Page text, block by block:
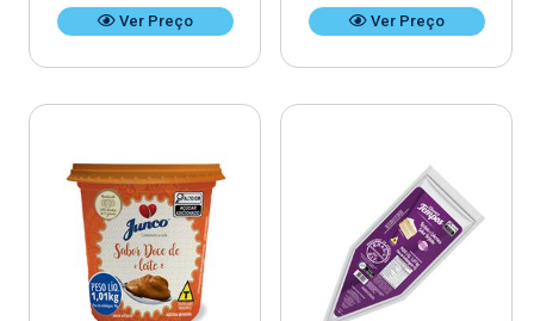
Ver Preço Ver Preço